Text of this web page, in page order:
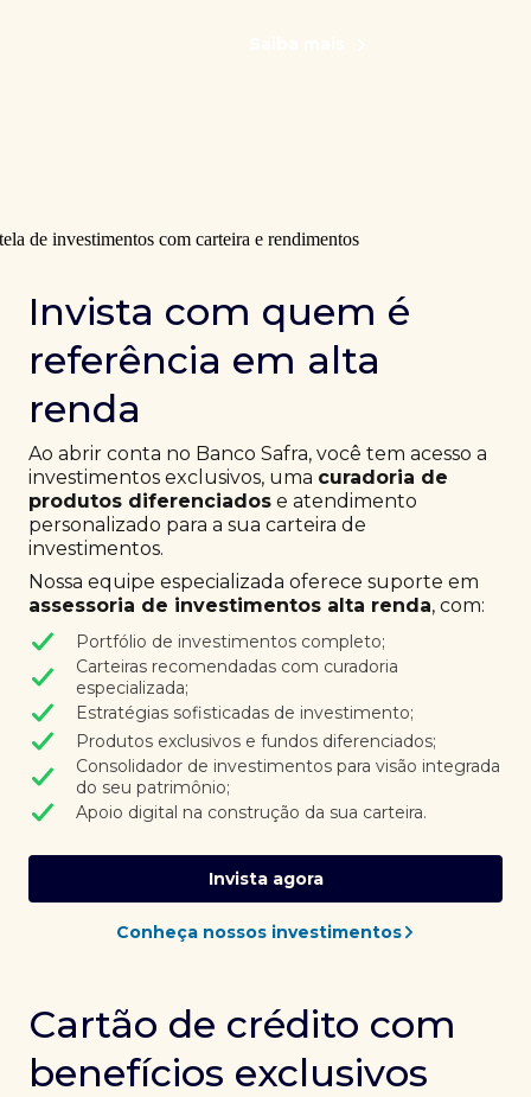
Invista com quem é
referência em alta
renda
Ao abrir conta no Banco Safra, você tem acesso a
investimentos exclusivos, uma curadoria de
produtos diferenciados e atendimento
personalizado para a sua carteira de
investimentos.
Nossa equipe especializada oferece suporte em
assessoria de investimentos alta renda, com:
Portfólio de investimentos completo;
Carteiras recomendadas com curadoria
especializada;
Estratégias sofisticadas de investimento;
Produtos exclusivos e fundos diferenciados;
Consolidador de investimentos para visão integrada
do seu patrimônio;
Apoio digital na construção da sua carteira.
Invista agora
Conheça nossos investimentos
Cartão de crédito com
benefícios exclusivos